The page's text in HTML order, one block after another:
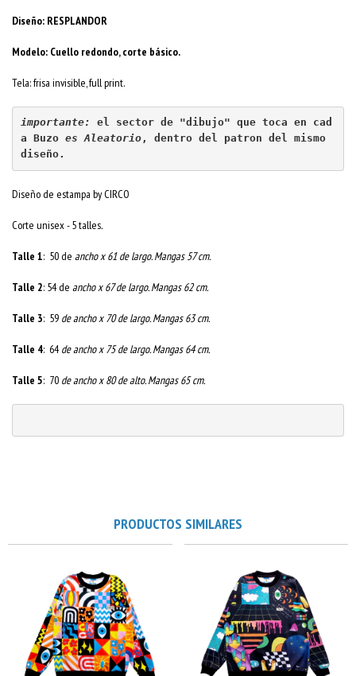
Diseño: RESPLANDOR
Modelo: Cuello redondo, corte básico.
Tela: frisa invisible, full print.
importante: el sector de "dibujo" que toca en cad
a Buzo es Aleatorio, dentro del patron del mismo
diseño.
Diseño de estampa by CIRCO
Corte unisex - 5 talles.
Talle 1: 50 de ancho x 61 de largo. Mangas 57 cm.
Talle 2: 54 de ancho x 67 de largo. Mangas 62 cm.
Talle 3: 59 de ancho x 70 de largo. Mangas 63 cm.
Talle 4: 64de ancho x 75 de largo. Mangas 64 cm.
Talle 5: 70 de ancho x 80 de alto. Mangas 65 cm.
PRODUCTOS SIMILARES